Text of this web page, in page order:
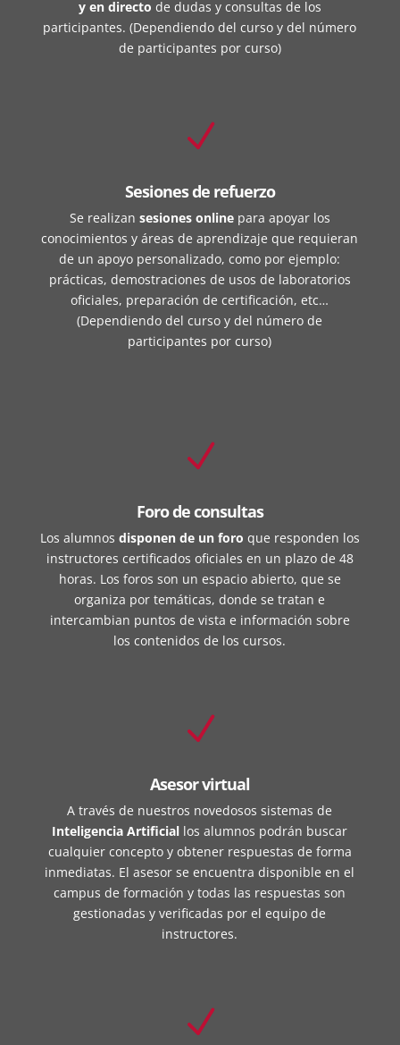
y en directo de dudas y consultas de los
participantes. (Dependiendo del curso y del número
de participantes por curso)
N
Sesiones de refuerzo
Se realizan sesiones onlinepara apoyar los
conocimientos y áreas de aprendizaje que requieran
de un apoyo personalizado, como por ejemplo:
prácticas, demostraciones de usos de laboratorios
oficiales, preparación de certificación, etc…
(Dependiendo del curso y del número de
participantes por curso)
N
Foro de consultas
Los alumnos disponen de un foro que responden los
instructores certificados oficiales en un plazo de 48
horas. Los foros son un espacio abierto, que se
organiza por temáticas, donde se tratan e
intercambian puntos de vista e información sobre
los contenidos de los cursos.
N
Asesor virtual
A través de nuestros novedosos sistemas de
Inteligencia Artificial los alumnos podrán buscar
cualquier concepto y obtener respuestas de forma
inmediatas. El asesor se encuentra disponible en el
campus de formación y todas las respuestas son
gestionadas y verificadas por el equipo de
instructores.
N